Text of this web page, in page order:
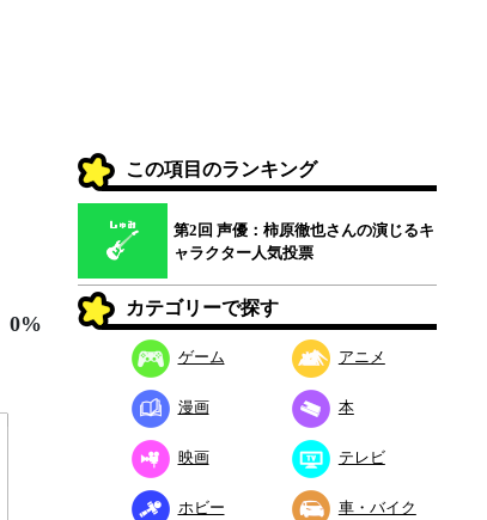
0%
この項目のランキング
第2回 声優：柿原徹也さんの演じるキ
ャラクター人気投票
カテゴリーで探す
ゲーム アニメ
漫画 本
映画 テレビ
ホビー 車・バイク